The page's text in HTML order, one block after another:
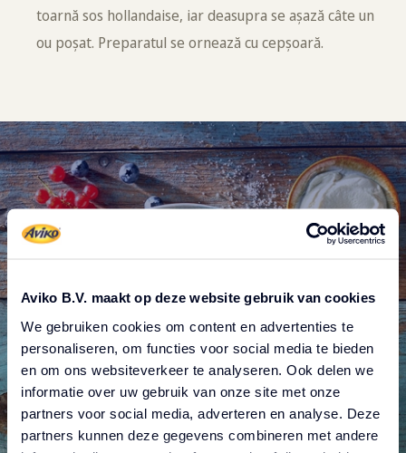
Aviko B.V. maakt op deze website gebruik van cookies
We gebruiken cookies om content en advertenties te
personaliseren, om functies voor social media te bieden
en om ons websiteverkeer te analyseren. Ook delen we
informatie over uw gebruik van onze site met onze
partners voor social media, adverteren en analyse. Deze
partners kunnen deze gegevens combineren met andere
toarnă sos hollandaise, iar deasupra se așază câte un
ou poșat. Preparatul se ornează cu cepșoară.
Produse Aviko